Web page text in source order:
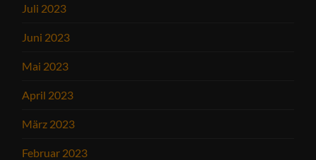
Juli 2023
Juni 2023
Mai 2023
April 2023
März 2023
Februar 2023